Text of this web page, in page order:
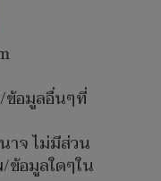
อมูลอื่นๆที่
าจ ไม่มีส่วน
ข้อมูลใดๆใน